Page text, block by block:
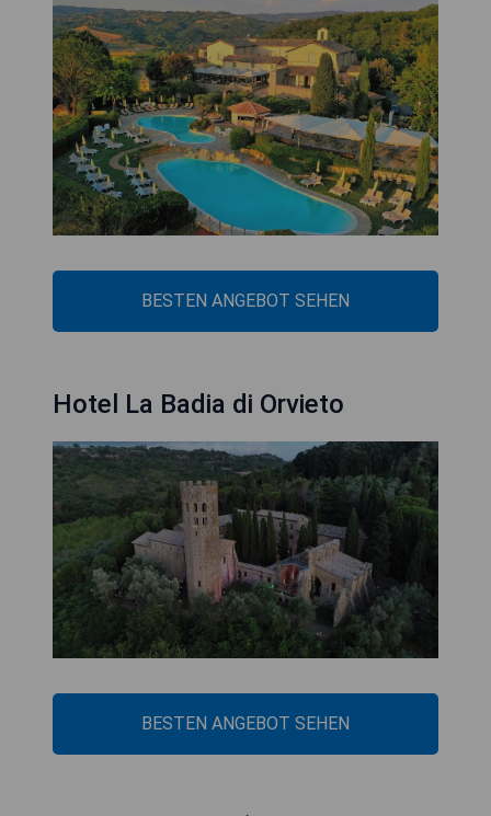
BESTEN ANGEBOT SEHEN
Hotel La Badia di Orvieto
BESTEN ANGEBOT SEHEN